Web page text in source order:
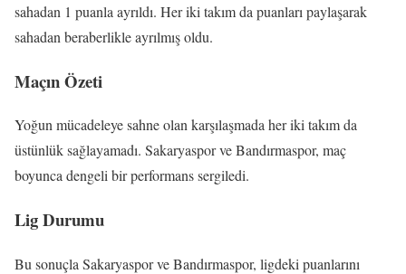
sahadan 1 puanla ayrıldı. Her iki takım da puanları paylaşarak
sahadan beraberlikle ayrılmış oldu.
Maçın Özeti
Yoğun mücadeleye sahne olan karşılaşmada her iki takım da
üstünlük sağlayamadı. Sakaryaspor ve Bandırmaspor, maç
boyunca dengeli bir performans sergiledi.
Lig Durumu
Bu sonuçla Sakaryaspor ve Bandırmaspor, ligdeki puanlarını